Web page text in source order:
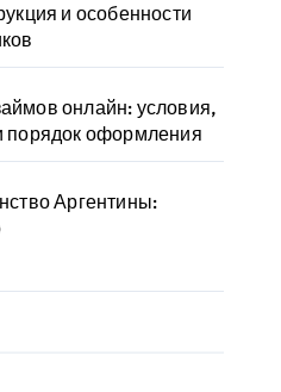
и особенности
онлайн: условия,
порядок оформления
Аргентины: